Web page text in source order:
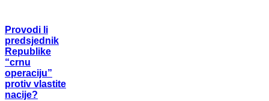
Provodi li
predsjednik
Republike
“crnu
operaciju”
protiv vlastite
nacije?